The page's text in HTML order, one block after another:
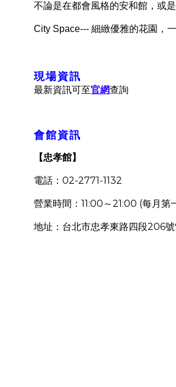
不論是在都會風格的安和館，或
City Space--- 細緻優雅的花園，
現場資訊
最新資訊可至官網查詢
會館資訊
【忠孝館】
電話： 02-2771-1132
營業時間： 11:00 ～21:00 (每月第
地址：台北市忠孝東路四段206號